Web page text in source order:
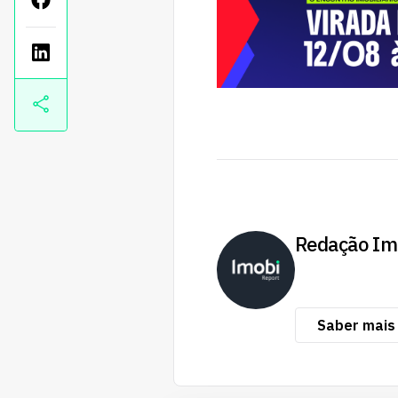
Redação
Saber mais